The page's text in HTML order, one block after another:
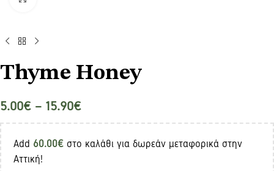
Thyme Honey
5.00€ – 15.90€
Add 60.00€ στο καλάθι για δωρεάν μεταφορικά στην
Αττική!